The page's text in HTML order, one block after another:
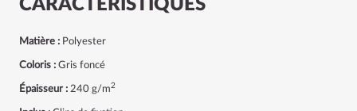
CARACTÉRISTIQUES
Matière : Polyester
Coloris : Gris foncé
Épaisseur : 240 g/m2